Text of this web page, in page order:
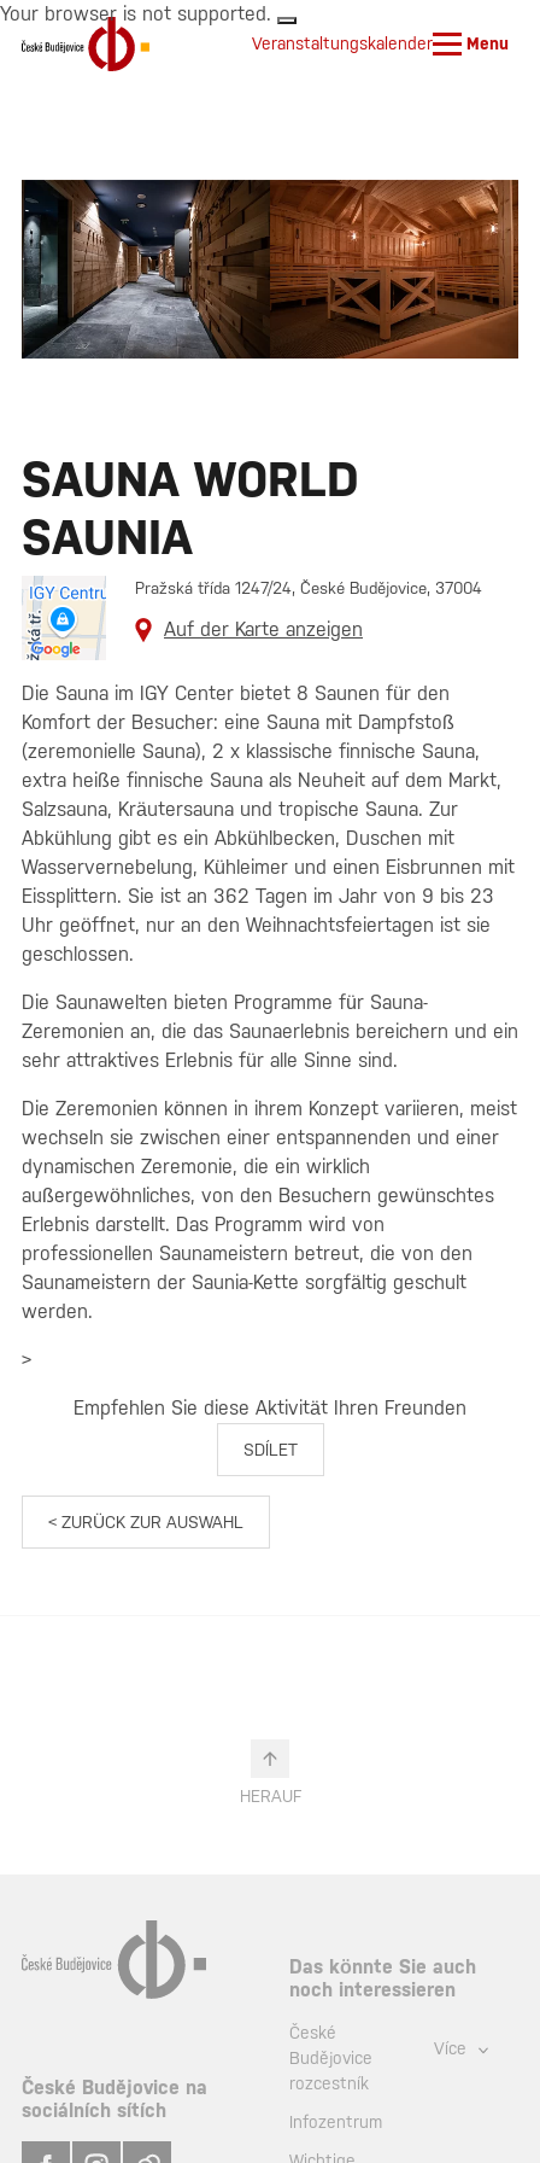
Your browser is not supported.
Veranstaltungskalender Menu
SAUNA WORLD
SAUNIA
Pražská třída 1247/24, České Budějovice, 37004
Auf der Karte anzeigen
Die Sauna im IGY Center bietet 8 Saunen für den
Komfort der Besucher: eine Sauna mit Dampfstoß
(zeremonielle Sauna), 2 x klassische finnische Sauna,
extra heiße finnische Sauna als Neuheit auf dem Markt,
Salzsauna, Kräutersauna und tropische Sauna. Zur
Abkühlung gibt es ein Abkühlbecken, Duschen mit
Wasservernebelung, Kühleimer und einen Eisbrunnen mit
Eissplittern. Sie ist an 362 Tagen im Jahr von 9 bis 23
Uhr geöffnet, nur an den Weihnachtsfeiertagen ist sie
geschlossen.
Die Saunawelten bieten Programme für Sauna-
Zeremonien an, die das Saunaerlebnis bereichern und ein
sehr attraktives Erlebnis für alle Sinne sind.
Die Zeremonien können in ihrem Konzept variieren, meist
wechseln sie zwischen einer entspannenden und einer
dynamischen Zeremonie, die ein wirklich
außergewöhnliches, von den Besuchern gewünschtes
Erlebnis darstellt. Das Programm wird von
professionellen Saunameistern betreut, die von den
Saunameistern der Saunia-Kette sorgfältig geschult
werden.
>
Empfehlen Sie diese Aktivität Ihren Freunden
SDÍLET
< ZURÜCK ZUR AUSWAHL
HERAUF
České Budějovice na
sociálních sítích
Das könnte Sie auch
noch interessieren
České
Budějovice
rozcestník
Infozentrum
Více